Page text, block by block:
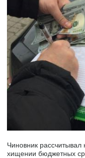
Чиновник рассчитывал
хищении бюджетных